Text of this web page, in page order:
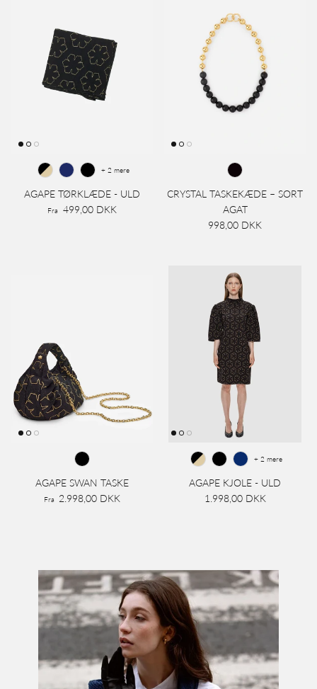
AGAPE TØRKLÆDE - ULD
Fra 499,00 DKK
+ 2 mere
CRYSTAL TASKEKÆDE – SORT
AGAT
998,00 DKK
AGAPE SWAN TASKE
Fra 2.998,00 DKK
AGAPE KJOLE - ULD
1.998,00 DKK
+ 2 mere